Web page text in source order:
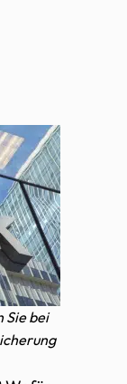
Sie bei